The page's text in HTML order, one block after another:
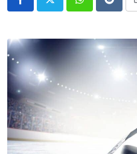
WhatsappReddit